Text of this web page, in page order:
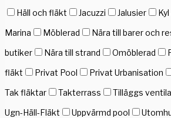
Häll och fläkt
Jacuzzi Jalusier
Marina
Möblerad Nära till barer och
butiker
Nära till strand Omöblerad
fläkt
Privat Pool Privat Urbanisation
Tak fläktar
Takterrass Tilläggs
Ugn-Häll-Fläkt
Uppvärmd pool